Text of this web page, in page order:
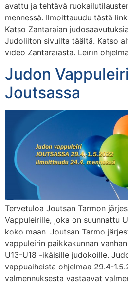
avattu ja tehtävä
mennessä. Ilmoittauudu tästä
Katso Zantaraian
Judoliiton sivuilta täältä. Katso
video Zantaraiasta. Leirin
Judon
Joutsassa
Tervetuloa Joutsan Tarmon
Vappuleirille, joka on suunnattu
koko maan. Joutsan Tarmo
vappuleirin paikkakunnan
U13-U18 -ikäisille judokoille.
vappuaiheista ohjelmaa 29.4-
valmennuksesta vastaavat